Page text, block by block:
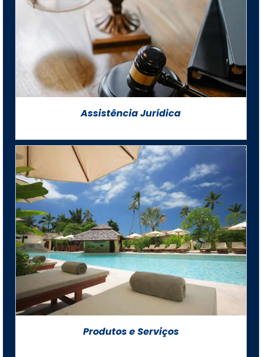
Assistência Jurídica
Produtos e Serviços